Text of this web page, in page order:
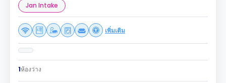
Jan Intake
เพิ่มเติม
1ห้องว่าง